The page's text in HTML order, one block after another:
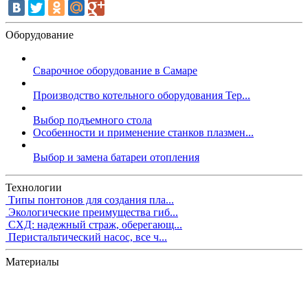
Оборудование
Сварочное оборудование в Самаре
Производство котельного оборудования Тер...
Выбор подъемного стола
Особенности и применение станков плазмен...
Выбор и замена батареи отопления
Технологии
Типы понтонов для создания пла...
Экологические преимущества гиб...
СХД: надежный страж, оберегающ...
Перистальтический насос, все ч...
Материалы